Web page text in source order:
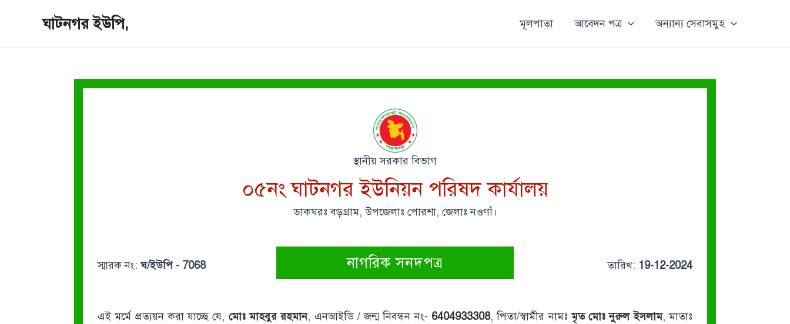
ঘাটনগর ইউপি, মূলপাতা আবেদন পত্র অন্যান্য সেবাসমুহ
স্থানীয় সরকার বিভাগ
০৫নং ঘাটনগর ইউনিয়ন পরিষদ কার্যালয়
ডাকঘরঃ বড়গ্রাম, উপজেলাঃ পোরশা, জেলাঃ নওগাঁ।
স্মারক নং:ঘ/ইউপি - 7068 নাগরিক সনদপত্র তারিখ: 19-12-2024
এই মর্মে প্রত্যয়ন করা যাচ্ছে যে, মোঃ মাহবুর রহমান, এনআইডি / জন্ম নিবন্ধন নং- 6404933308, পিতা/স্বামীর নামঃমৃত মোঃ নুরুল ইসলাম, মাতাঃ